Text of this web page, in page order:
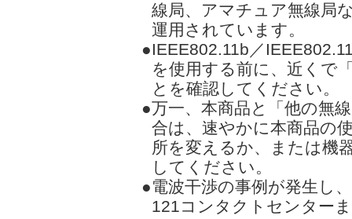
線局、アマチュア無線局
運用されています。
●IEEE802.11b／
を使用する前に、近くで
とを確認してください。
●万一、本商品と「他の無
合は、速やかに本商品の
所を変えるか、または機
してください。
●電波干渉の事例が発生し
121コンタクトセンター